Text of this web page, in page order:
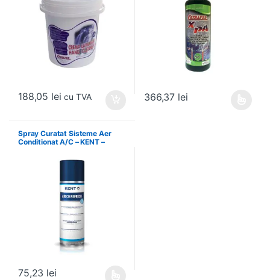
188,05 lei cu TVA 366,37 lei
Spray Curatat Sisteme Aer
Conditionat A/C – KENT –
75,23 lei